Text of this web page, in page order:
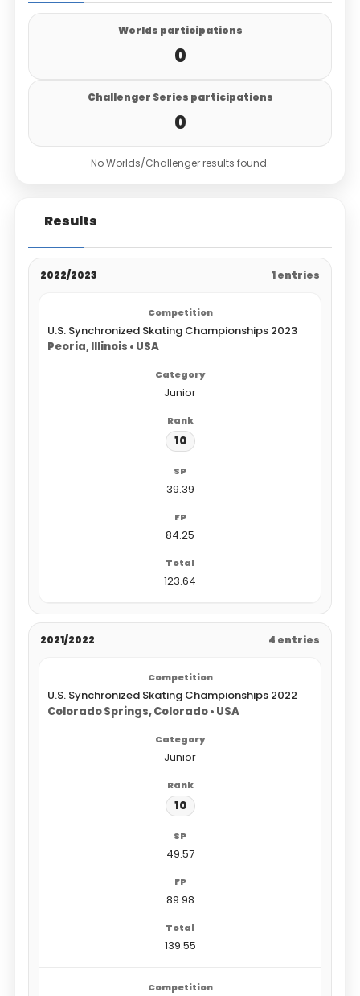
Worlds participations
0
Challenger Series participations
0
No Worlds/Challenger results found.
Results
2022/2023 1 entries
U.S. Synchronized Skating Championships 2023
Peoria, Illinois • USA
Junior
10
39.39
84.25
123.64
2021/2022 4 entries
U.S. Synchronized Skating Championships 2022
Colorado Springs, Colorado • USA
Junior
10
49.57
89.98
139.55